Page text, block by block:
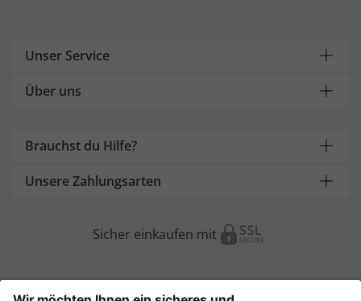
Unser Service
Über uns
Brauchst du Hilfe?
Unsere Zahlungsarten
Sicher einkaufen mit
Weitere Onlineshops